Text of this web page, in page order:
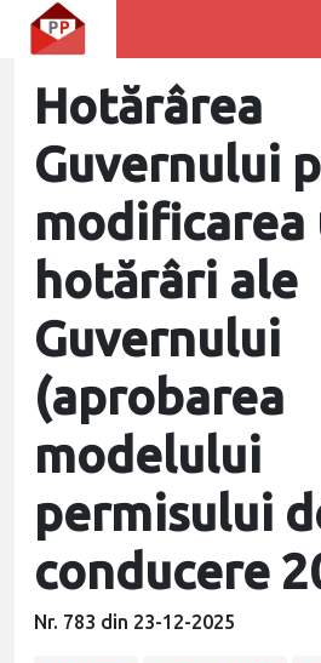
Hotărârea
Guvernului
modificarea
hotărâri ale
Guvernului
(aprobarea
modelului
permisului
conducere
Nr. 783 din 23-12-2025